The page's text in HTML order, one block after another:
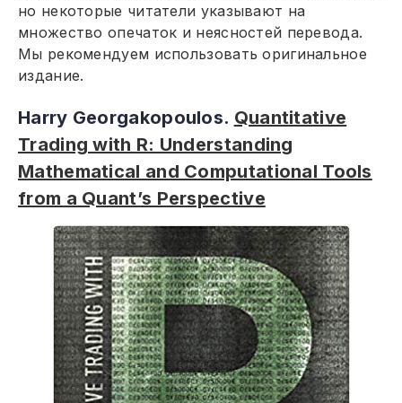
но некоторые читатели указывают на
множество опечаток и неясностей перевода.
Мы рекомендуем использовать оригинальное
издание.
Harry Georgakopoulos. Quantitative
Trading with R: Understanding
Mathematical and Computational Tools
from a Quant’s Perspective